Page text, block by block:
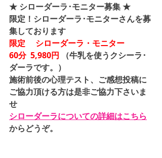
★ シローダーラ･モニター募集 ★
限定！シローダーラ･モニターさんを募
集しております
限定 　シローダーラ・モニター
60分  5,980円
（牛乳を使うクシーラ･
ダーラです。）
施術前後の心理テスト、ご感想投稿に
ご協力頂ける方は是非ご協力下さいま
せ
シローダーラについての詳細はこちら
からどうぞ。